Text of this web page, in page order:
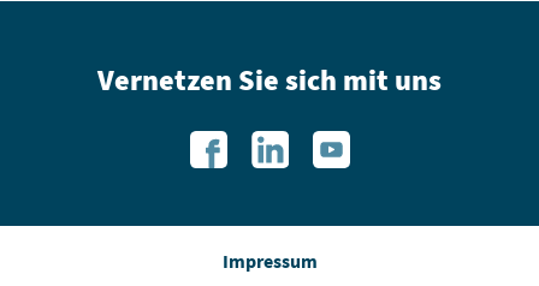
Vernetzen Sie sich mit uns
Impressum